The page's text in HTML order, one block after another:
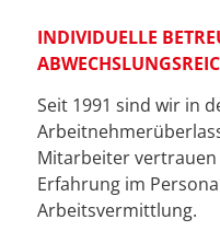
INDIVIDUELLE
Seit 1991 sind wir in
Mitarbeiter
Erfahrung im
Arbeitsvermittlung.